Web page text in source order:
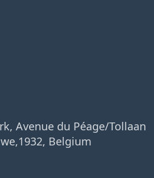
Avenue du Péage/Tollaan
Belgium